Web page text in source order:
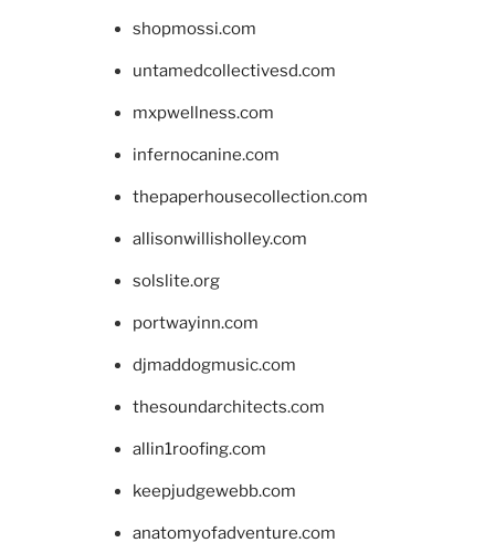
shopmossi.com
untamedcollectivesd.com
mxpwellness.com
infernocanine.com
thepaperhousecollection.com
allisonwillisholley.com
solslite.org
portwayinn.com
djmaddogmusic.com
thesoundarchitects.com
allin1roofing.com
keepjudgewebb.com
anatomyofadventure.com